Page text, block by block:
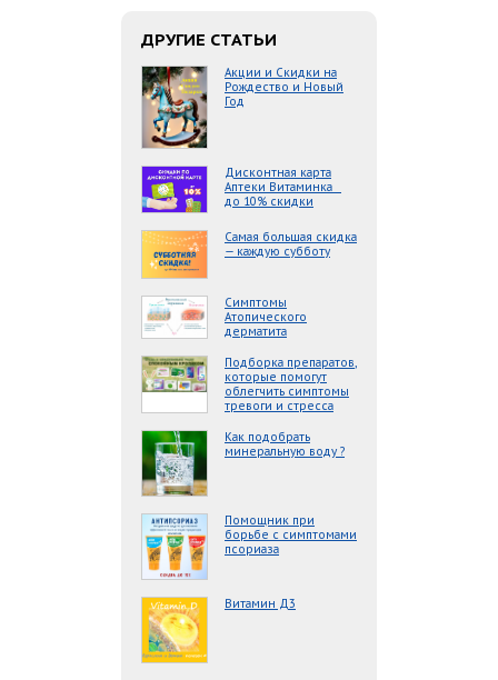
ДРУГИЕ СТАТЬИ
Акции и Скидки на
Рождество и Новый
Год
Дисконтная карта
Аптеки Витаминка _
до 10% скидки
Самая большая скидка
— каждую субботу
Симптомы
Атопического
дерматита
Подборка препаратов,
которые помогут
облегчить симптомы
тревоги и стресса
Как подобрать
минеральную воду ?
Помощник при
борьбе с симптомами
псориаза
Витамин Д3